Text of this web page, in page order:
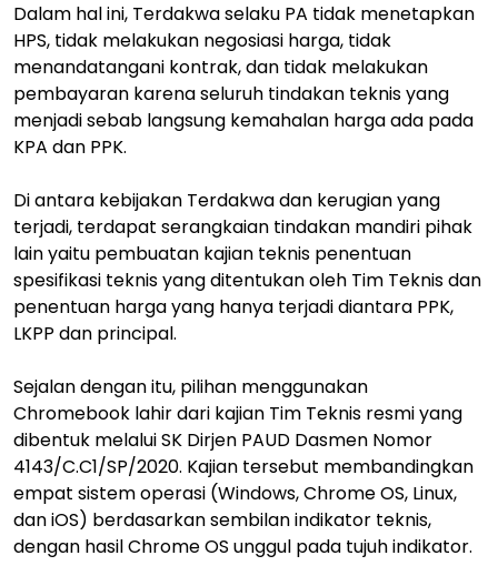
Dalam hal ini, Terdakwa selaku PA tidak menetapkan
HPS, tidak melakukan negosiasi harga, tidak
menandatangani kontrak, dan tidak melakukan
pembayaran karena seluruh tindakan teknis yang
menjadi sebab langsung kemahalan harga ada pada
KPA dan PPK.
Di antara kebijakan Terdakwa dan kerugian yang
terjadi, terdapat serangkaian tindakan mandiri pihak
lain yaitu pembuatan kajian teknis penentuan
spesifikasi teknis yang ditentukan oleh Tim Teknis dan
penentuan harga yang hanya terjadi diantara PPK,
LKPP dan principal.
Sejalan dengan itu, pilihan menggunakan
Chromebook lahir dari kajian Tim Teknis resmi yang
dibentuk melalui SK Dirjen PAUD Dasmen Nomor
4143/C.C1/SP/2020. Kajian tersebut membandingkan
empat sistem operasi (Windows, Chrome OS, Linux,
dan iOS) berdasarkan sembilan indikator teknis,
dengan hasil Chrome OS unggul pada tujuh indikator.